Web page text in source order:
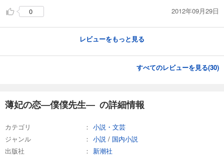
0 2012年09月29日
レビューをもっと見る
すべてのレビューを見る(30)
薄妃の恋―僕僕先生― の詳細情報
カテゴリ
小説・文芸
ジャンル
小説 / 国内小説
出版社
新潮社